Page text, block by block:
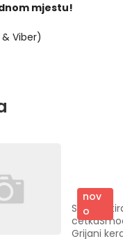
mjestu!
Viber)
nov
o
Shark
Grijani